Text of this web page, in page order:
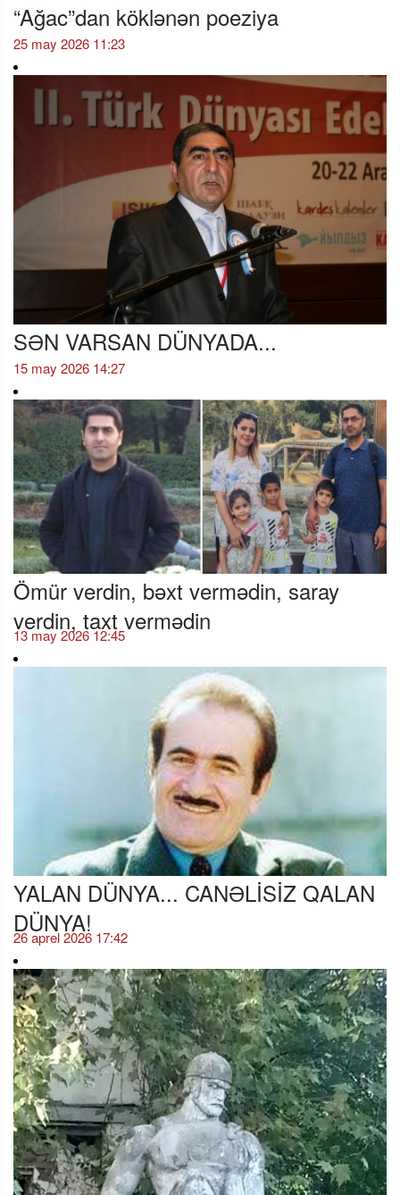
“Ağac”dan köklənən poeziya
25 may 2026 11:23
SƏN VARSAN DÜNYADA...
15 may 2026 14:27
Ömür verdin, bəxt vermədin, saray
verdin, taxt vermədin
13 may 2026 12:45
YALAN DÜNYA... CANƏLİSİZ QALAN
DÜNYA!
26 aprel 2026 17:42